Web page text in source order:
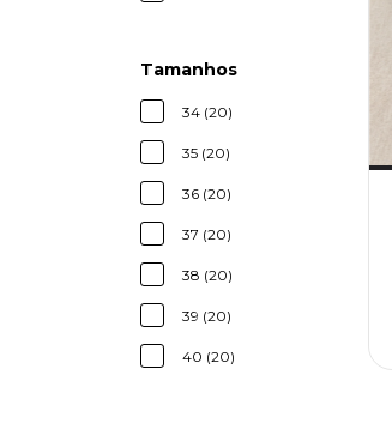
Tamanhos
34 (20)
35 (20)
36 (20)
37 (20)
38 (20)
39 (20)
40 (20)